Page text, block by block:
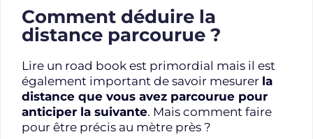
Comment déduire la
distance parcourue ?
Lire un road book est primordial mais il est
également important de savoir mesurer la
distance que vous avez parcourue pour
anticiper la suivante. Mais comment faire
pour être précis au mètre près ?